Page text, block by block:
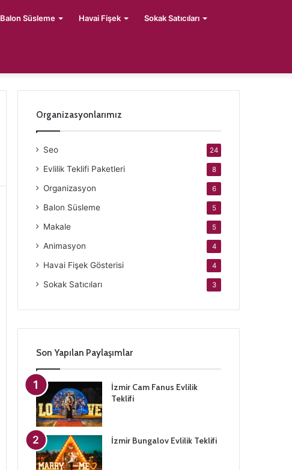
Balon Süsleme Havai Fişek Sokak Satıcıları
Organizasyonlarımız
Seo 24
Evlilik Teklifi Paketleri 8
Organizasyon 6
Balon Süsleme 5
Makale 5
Animasyon 4
Havai Fişek Gösterisi 4
Sokak Satıcıları 3
Son Yapılan Paylaşımlar
İzmir Cam Fanus Evlilik
Teklifi
İzmir Bungalov Evlilik Teklifi